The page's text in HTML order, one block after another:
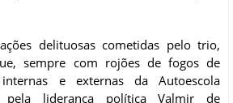
delituosas cometidas pelo trio,
sempre com rojões de fogos de
e externas da Autoescola
pela liderança política Valmir de